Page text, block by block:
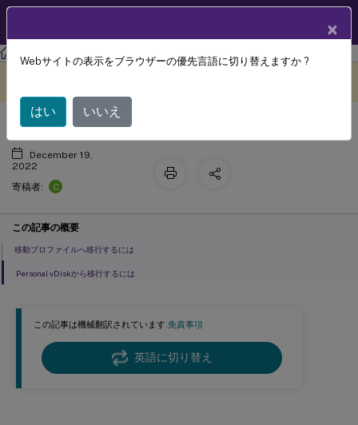
Profile Management Profile Management 2209
この記事は機械翻訳されています.免責事項
英語に切り替え
ユーザープロファイルの移行
December 19,
2022
寄稿者:
C
この記事の概要
移動プロファイルへ移行するには
Personal vDiskから移行するには
×
Webサイトの表示をブラウザーの優先言語に切り替えますか ?
はい いいえ